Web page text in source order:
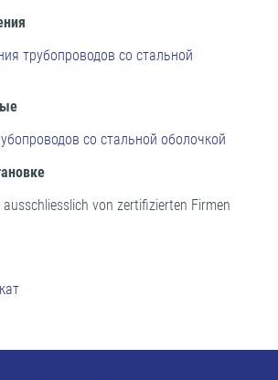
трубопроводов со стальной
со стальной оболочкой
von zertifizierten Firmen